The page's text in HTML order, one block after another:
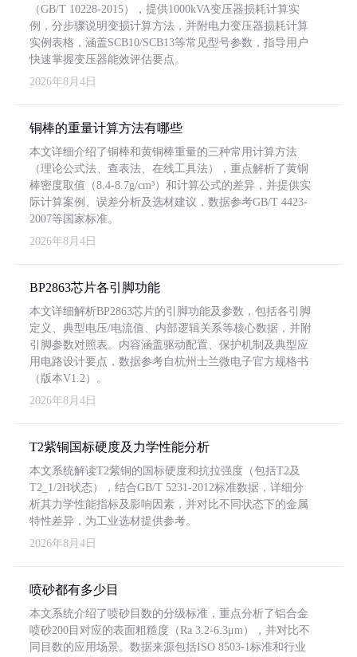
（GB/T 10228-2015），提供1000kVA变压器损耗计算实
例，分步骤说明变损计算方法，并附电力变压器损耗计算
实例表格，涵盖SCB10/SCB13等常见型号参数，指导用户
快速掌握变压器能效评估要点。
2026年8月4日
铜棒的重量计算方法有哪些
本文详细介绍了铜棒和黄铜棒重量的三种常用计算方法
（理论公式法、查表法、在线工具法），重点解析了黄铜
棒密度取值（8.4-8.7g/cm³）和计算公式的差异，并提供实
际计算案例、误差分析及选材建议，数据参考GB/T 4423-
2007等国家标准。
2026年8月4日
BP2863芯片各引脚功能
本文详细解析BP2863芯片的引脚功能及参数，包括各引脚
定义、典型电压/电流值、内部逻辑关系等核心数据，并附
引脚参数对照表。内容涵盖驱动配置、保护机制及典型应
用电路设计要点，数据参考自杭州士兰微电子官方规格书
（版本V1.2）。
2026年8月4日
T2紫铜国标硬度及力学性能分析
本文系统解读T2紫铜的国标硬度和抗拉强度（包括T2及
T2_1/2H状态），结合GB/T 5231-2012标准数据，详细分
析其力学性能指标及影响因素，并对比不同状态下的金属
特性差异，为工业选材提供参考。
2026年8月4日
喷砂都有多少目
本文系统介绍了喷砂目数的分级标准，重点分析了铝合金
喷砂200目对应的表面粗糙度（Ra 3.2-6.3μm），并对比不
同目数的应用场景。数据来源包括ISO 8503-1标准和行业